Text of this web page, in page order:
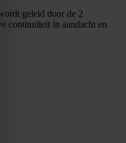
geleid door de 2
continuïteit in aandacht en